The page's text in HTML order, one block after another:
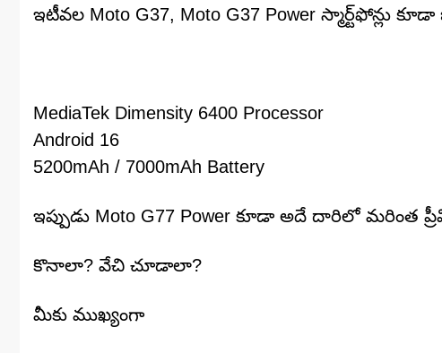
ఇటీవల Moto G37, Moto G37 Power
MediaTek Dimensity 6400 Processor
Android 16
5200mAh / 7000mAh Battery
ఇప్పుడు Moto G77 Power కూడా అదే దారిలో మరింత
కొనాలా? వేచి చూడాలా?
మీకు ముఖ్యంగా